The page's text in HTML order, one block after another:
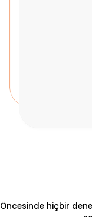
Öncesinde hiçbir